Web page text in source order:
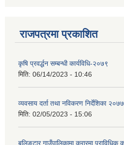
राजपत्रमा प्रकाशित
कृषि प्रवर्द्धन सम्बन्धी कार्यविधि-२०७९
मिति: 06/14/2023 - 10:46
व्यवसाय दर्ता तथा नविकरण निर्देशिका २०७७
मिति: 02/05/2023 - 15:06
बुलिङटार गाउँपालिकामा करारमा प्राविधिक